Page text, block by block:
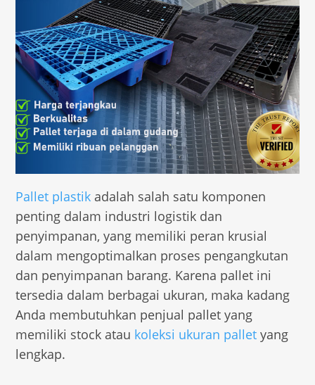
Pallet plastik adalah salah satu komponen
penting dalam industri logistik dan
penyimpanan, yang memiliki peran krusial
dalam mengoptimalkan proses pengangkutan
dan penyimpanan barang. Karena pallet ini
tersedia dalam berbagai ukuran, maka kadang
Anda membutuhkan penjual pallet yang
memiliki stock atau koleksi ukuran pallet yang
lengkap.